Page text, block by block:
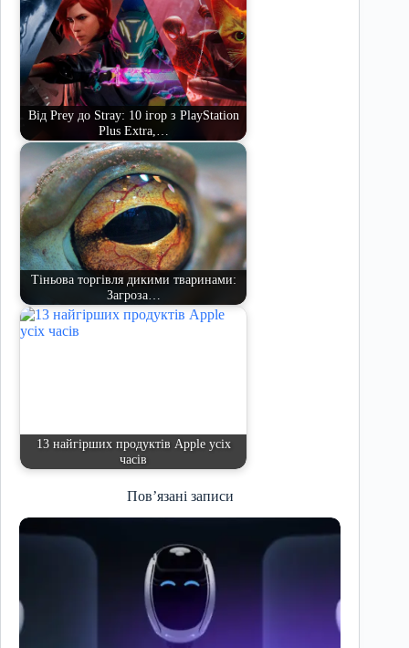
Від Prey до Stray: 10 ігор з PlayStation
Plus Extra,…
Тіньова торгівля дикими тваринами:
Загроза…
13 найгірших продуктів Apple усіх
часів
Пов’язані записи